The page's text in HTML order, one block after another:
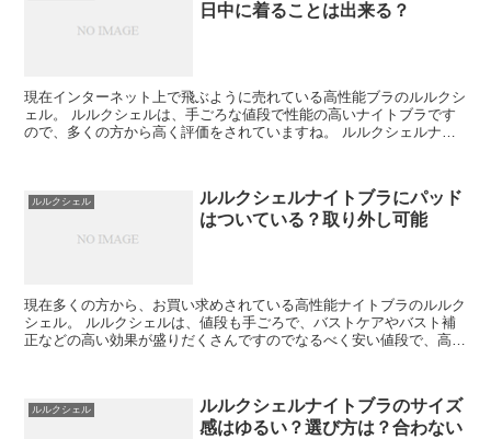
日中に着ることは出来る？
現在インターネット上で飛ぶように売れている高性能ブラのルルクシ
ェル。 ルルクシェルは、手ごろな値段で性能の高いナイトブラです
ので、多くの方から高く評価をされていますね。 ルルクシェルナイ
ルルクシェル
ルルクシェルナイトブラにパッド
はついている？取り外し可能
現在多くの方から、お買い求めされている高性能ナイトブラのルルク
シェル。 ルルクシェルは、値段も手ごろで、バストケアやバスト補
正などの高い効果が盛りだくさんですのでなるべく安い値段で、高性
ルルクシェル
ルルクシェルナイトブラのサイズ
感はゆるい？選び方は？合わない